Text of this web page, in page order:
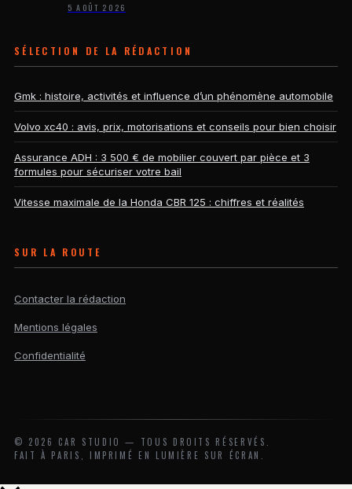
5 AOÛT 2026
SÉLECTION DE LA RÉDACTION
Gmk : histoire, activités et influence d’un phénomène automobile
Volvo xc40 : avis, prix, motorisations et conseils pour bien choisir
Assurance ADH : 3 500 € de mobilier couvert par pièce et 3
formules pour sécuriser votre bail
Vitesse maximale de la Honda CBR 125 : chiffres et réalités
SUR LA ROUTE
Contacter la rédaction
Mentions légales
Confidentialité
© 2026
CAR STUDIO — TOUS DROITS RÉSERVÉS.
FAIT À PARIS, IMPRIMÉ EN LUMIÈRE SUR ÉCRAN.